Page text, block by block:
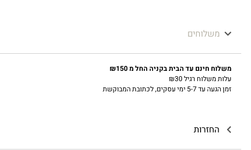
משלוחים
משלוח חינם עד הבית בקניה החל מ ₪150
עלות משלוח רגיל ₪30
זמן הגעה עד 5-7 ימי עסקים, לכתובת המבוקשת
החזרות